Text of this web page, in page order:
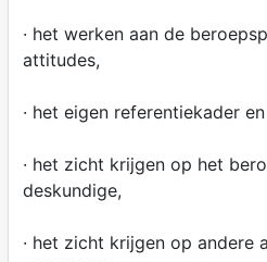
· het werken aan de
attitudes,
· het eigen referentiekader
· het zicht krijgen op het
deskundige,
· het zicht krijgen op andere